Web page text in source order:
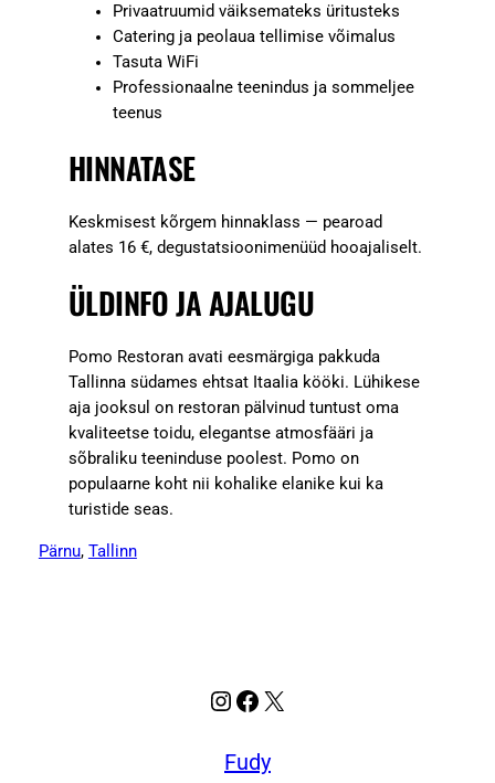
Privaatruumid väiksemateks üritusteks
Catering ja peolaua tellimise võimalus
Tasuta WiFi
Professionaalne teenindus ja sommeljee
teenus
HINNATASE
Keskmisest kõrgem hinnaklass — pearoad
alates 16 €, degustatsioonimenüüd hooajaliselt.
ÜLDINFO JA AJALUGU
Pomo Restoran avati eesmärgiga pakkuda
Tallinna südames ehtsat Itaalia kööki. Lühikese
aja jooksul on restoran pälvinud tuntust oma
kvaliteetse toidu, elegantse atmosfääri ja
sõbraliku teeninduse poolest. Pomo on
populaarne koht nii kohalike elanike kui ka
turistide seas.
Pärnu, Tallinn
Instagram
Facebook
X
Fudy